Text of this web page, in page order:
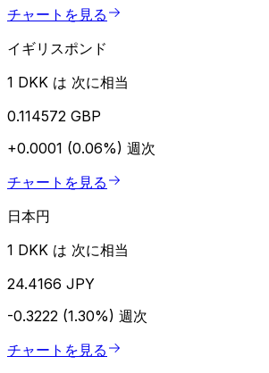
チャートを見る
イギリスポンド
1 DKK は 次に相当
0.114572 GBP
+0.0001 (0.06%) 週次
チャートを見る
日本円
1 DKK は 次に相当
24.4166 JPY
-0.3222 (1.30%) 週次
チャートを見る